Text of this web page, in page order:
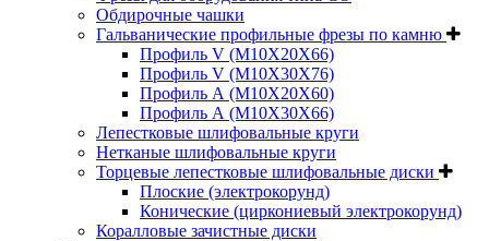
Обдирочные чашки
Гальванические профильные фрезы по камню
Профиль V (M10X20X66)
Профиль V (M10X30X76)
Профиль А (М10Х20Х60)
Профиль А (М10Х30Х66)
Лепестковые шлифовальные круги
Нетканые шлифовальные круги
Торцевые лепестковые шлифовальные диски
Плоские (электрокорунд)
Конические (циркониевый электрокорунд)
Коралловые зачистные диски